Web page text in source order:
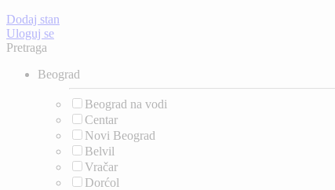
Dodaj stan
Uloguj se
Pretraga
Beograd
Beograd na vodi
Centar
Novi Beograd
Belvil
Vračar
Dorćol